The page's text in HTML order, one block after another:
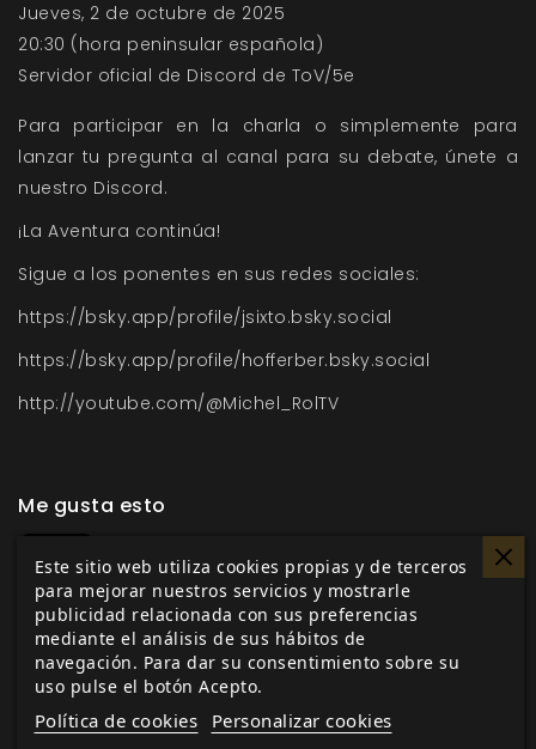
Jueves, 2 de octubre de 2025
20:30 (hora peninsular española)
Servidor oficial de Discord de ToV/5e
Para participar en la charla o simplemente para
lanzar tu pregunta al canal para su debate, únete a
nuestro Discord.
¡La Aventura continúa!
Sigue a los ponentes en sus redes sociales:
https://bsky.app/profile/jsixto.bsky.social
https://bsky.app/profile/hofferber.bsky.social
http://youtube.com/@Michel_RolTV
Me gusta esto
Etiquetas: Tales of the Valiant 5ª Edición
Aventuras Charla Discord
En la misma categoría
Este sitio web utiliza cookies propias y de terceros
para mejorar nuestros servicios y mostrarle
publicidad relacionada con sus preferencias
mediante el análisis de sus hábitos de
navegación. Para dar su consentimiento sobre su
uso pulse el botón Acepto.
Política de cookies Personalizar cookies